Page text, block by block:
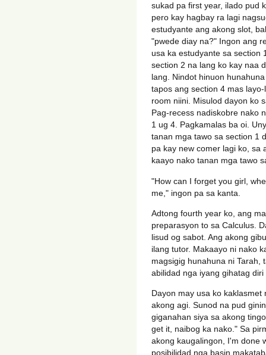
sukad pa first year, ilado pud
pero kay hagbay ra lagi
estudyante ang akong slot,
"pwede diay na?" Ingon ang
usa ka estudyante sa section
section 2 na lang ko kay naa
lang. Nindot hinuon
tapos ang section 4 mas
room niini. Misulod dayon ko
Pag-recess nadiskobre nako
1 ug 4. Pagkamalas ba oi.
tanan mga tawo sa section 1
pa kay new comer lagi ko, sa
kaayo nako tanan mga tawo
"How can I forget you girl,
me," ingon pa sa kanta.
Adtong fourth year ko, ang
preparasyon to sa Calculus.
lisud og sabot. Ang akong
ilang tutor. Makaayo ni nako
magsigig hunahuna ni Tarah,
abilidad nga iyang gihatag diri
Dayon may usa ko
akong agi. Sunod na pud
giganahan siya sa akong
get it, naibog ka nako." Sa
akong kaugalingon, I'm done
posibilidad nga basin